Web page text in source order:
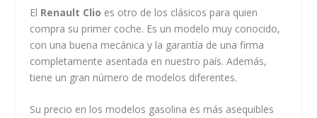
El Renault Clio es otro de los clásicos para quien
compra su primer coche. Es un modelo muy conocido,
con una buena mecánica y la garantía de una firma
completamente asentada en nuestro país. Además,
tiene un gran número de modelos diferentes.
Su precio en los modelos gasolina es más asequibles